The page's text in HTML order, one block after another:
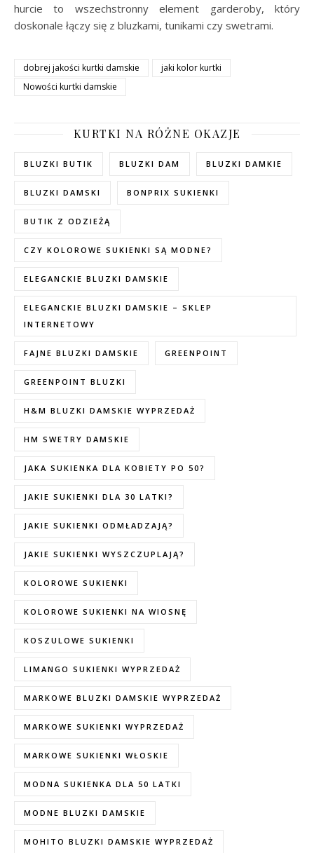
hurcie to wszechstronny element garderoby, który
doskonale łączy się z bluzkami, tunikami czy swetrami.
dobrej jakości kurtki damskie
jaki kolor kurtki
Nowości kurtki damskie
KURTKI NA RÓŻNE OKAZJE
BLUZKI BUTIK BLUZKI DAM BLUZKI DAMKIE
BLUZKI DAMSKI BONPRIX SUKIENKI
BUTIK Z ODZIEŻĄ
CZY KOLOROWE SUKIENKI SĄ MODNE?
ELEGANCKIE BLUZKI DAMSKIE
ELEGANCKIE BLUZKI DAMSKIE – SKLEP
INTERNETOWY
FAJNE BLUZKI DAMSKIE GREENPOINT
GREENPOINT BLUZKI
H&M BLUZKI DAMSKIE WYPRZEDAŻ
HM SWETRY DAMSKIE
JAKA SUKIENKA DLA KOBIETY PO 50?
JAKIE SUKIENKI DLA 30 LATKI?
JAKIE SUKIENKI ODMŁADZAJĄ?
JAKIE SUKIENKI WYSZCZUPLAJĄ?
KOLOROWE SUKIENKI
KOLOROWE SUKIENKI NA WIOSNĘ
KOSZULOWE SUKIENKI
LIMANGO SUKIENKI WYPRZEDAŻ
MARKOWE BLUZKI DAMSKIE WYPRZEDAŻ
MARKOWE SUKIENKI WYPRZEDAŻ
MARKOWE SUKIENKI WŁOSKIE
MODNA SUKIENKA DLA 50 LATKI
MODNE BLUZKI DAMSKIE
MOHITO BLUZKI DAMSKIE WYPRZEDAŻ